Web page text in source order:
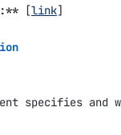
[link]
specifies